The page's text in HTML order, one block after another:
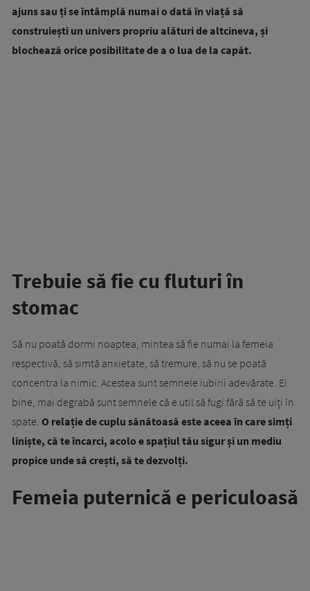
ajuns sau ți se întâmplă numai o dată în viață să
construiești un univers propriu alături de altcineva, și
blochează orice posibilitate de a o lua de la capăt.
Trebuie să fie cu fluturi în
stomac
Să nu poată dormi noaptea, mintea să fie numai la femeia
respectivă, să simtă anxietate, să tremure, să nu se poată
concentra la nimic. Acestea sunt semnele iubirii adevărate. Ei
bine, mai degrabă sunt semnele că e util să fugi fără să te uiți în
spate. O relație de cuplu sănătoasă este aceea în care simți
liniște, că te încarci, acolo e spațiul tău sigur și un mediu
propice unde să crești, să te dezvolți.
Femeia puternică e periculoasă